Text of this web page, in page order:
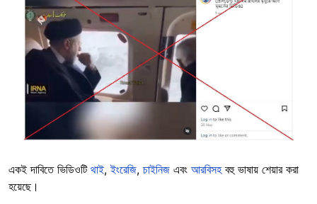
একই দাবিতে ভিডিওটি থাই,ইংরেজি, চাইনিজ এবং আরবিসহ বহু ভাষায় শেয়ার করা
হয়েছে।